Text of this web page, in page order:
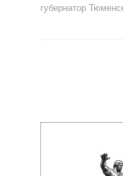
губернатор